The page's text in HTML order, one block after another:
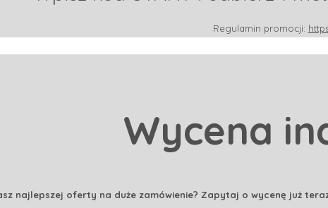
Regulamin promocji:
Wycena
najlepszej oferty na duże zamówienie? Zapytaj o wycenę już